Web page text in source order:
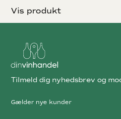
Vis produkt
Tilmeld dig nyhedsbrev og
Gælder nye kunder